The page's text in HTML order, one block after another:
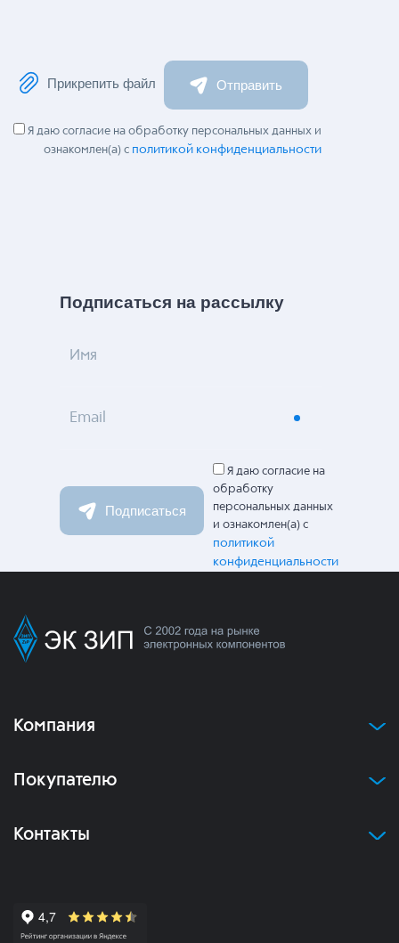
Прикрепить файл Отправить
Я даю согласие на обработку персональных данных и
ознакомлен(а) с политикой конфиденциальности
Подписаться на рассылку
Имя
Email
Подписаться
Я даю согласие на
обработку
персональных данных
и ознакомлен(а) с
политикой
конфиденциальности
Компания
Покупателю
Контакты